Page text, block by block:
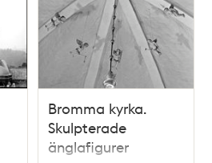
Bromma kyrka.
Skulpterade
änglafigurer